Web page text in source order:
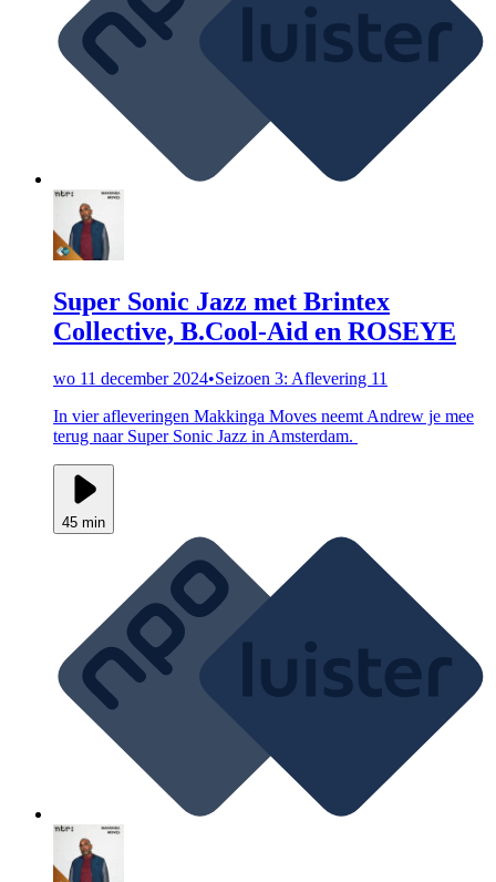
Super Sonic Jazz met Brintex
Collective, B.Cool-Aid en ROSEYE
wo 11 december 2024•Seizoen 3: Aflevering 11
In vier afleveringen Makkinga Moves neemt Andrew je mee
terug naar Super Sonic Jazz in Amsterdam.
45 min